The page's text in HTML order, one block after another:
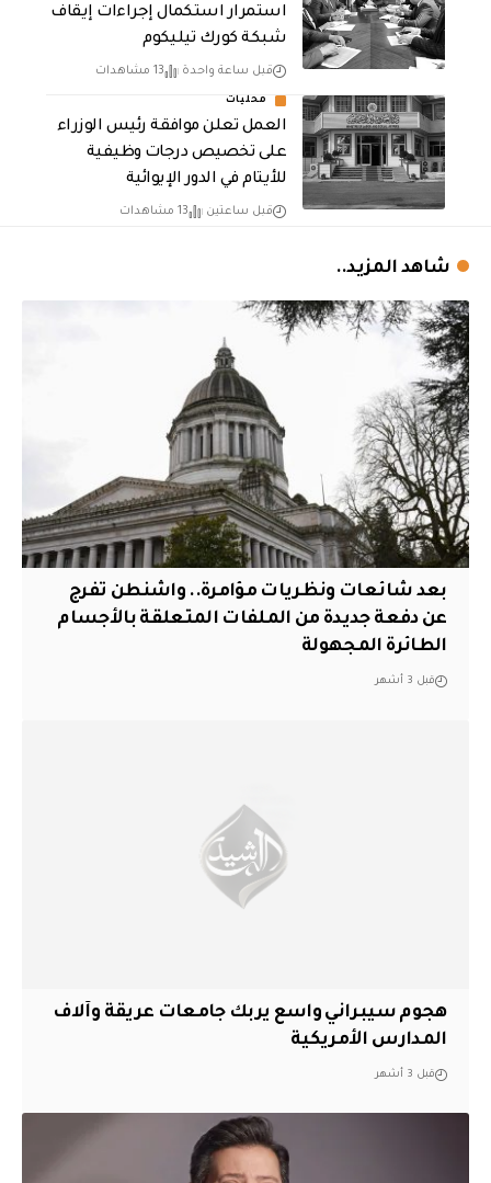
استمرار استكمال إجراءات إيقاف
شبكة كورك تيليكوم
قبل ساعة واحدة 13 مشاهدات
محليات
العمل تعلن موافقة رئيس الوزراء
على تخصيص درجات وظيفية
للأيتام في الدور الإيوائية
قبل ساعتين 13 مشاهدات
شاهد المزيد..
بعد شائعات ونظريات مؤامرة.. واشنطن تفرج
عن دفعة جديدة من الملفات المتعلقة بالأجسام
الطائرة المجهولة
قبل 3 أشهر
هجوم سيبراني واسع يربك جامعات عريقة وآلاف
المدارس الأمريكية
قبل 3 أشهر